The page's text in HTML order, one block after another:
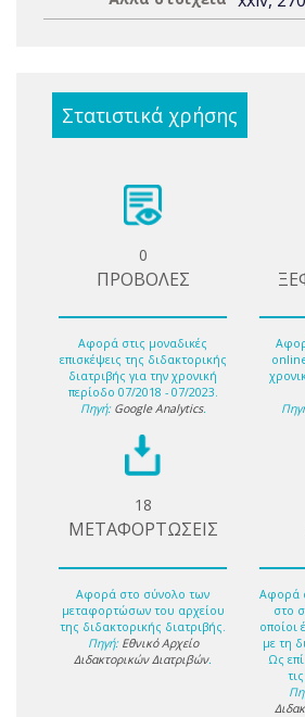
Στατιστικά χρήσης
0
ΠΡΟΒΟΛΕΣ
Αφορά στις μοναδικές
επισκέψεις της διδακτορικής
διατριβής για την χρονική
περίοδο 07/2018 - 07/2023.
Πηγή: Google Analytics.
18
ΜΕΤΑΦΟΡΤΩΣΕΙΣ
Αφορά στο σύνολο των
μεταφορτώσων του αρχείου
της διδακτορικής διατριβής.
Πηγή: Εθνικό Αρχείο
Διδακτορικών Διατριβών.
Αφορά
στο
οποίοι
με τη
Ως